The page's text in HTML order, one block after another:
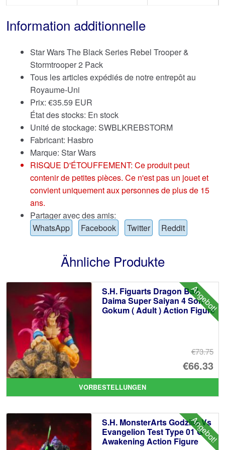
Information additionnelle
Star Wars The Black Series Rebel Trooper &
Stormtrooper 2 Pack
Tous les articles expédiés de notre entrepôt au
Royaume-Uni
Prix: €35.59 EUR
État des stocks: En stock
Unité de stockage: SWBLKREBSTORM
Fabricant: Hasbro
Marque: Star Wars
RISQUE D'ÉTOUFFEMENT: Ce produit peut
contenir de petites pièces. Ce n'est pas un jouet et
convient uniquement aux personnes de plus de 15
ans.
Partager avec des amis:
WhatsApp
Facebook Twitter Reddit
Ähnliche Produkte
Angebot!
S.H. Figuarts Dragon Ball
Daima Super Saiyan 4 Son
Gokum ( Adult ) Action Figure
€73.75
€66.33
VORBESTELLUNGEN
Angebot!
S.H. MonsterArts Godzilla Vs
Evangelion Test Type 01 G
Awakening Action Figure